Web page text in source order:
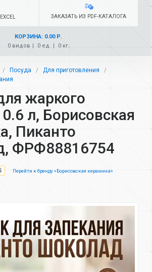
ЗАКАЗАТЬ ИЗ PDF-КАТАЛОГА
КОРЗИНА: 0.00 Р.
0 видов
0 ед. 0 кг.
Посуда
Для приготовления
жаркого
л, Борисовская
Пиканто
ФРФ88816754
Перейти к бренду «Борисовская керамика»